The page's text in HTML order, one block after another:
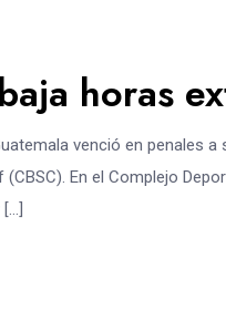
horas
venció en penales
En el Complejo